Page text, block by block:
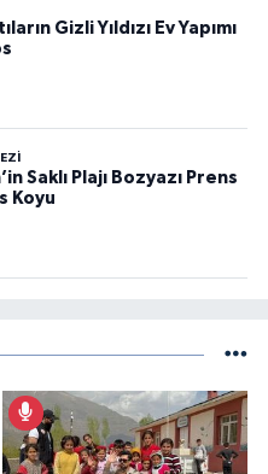
Gizli Yıldızı Ev Yapımı
Saklı Plajı Bozyazı Prens
Koyu